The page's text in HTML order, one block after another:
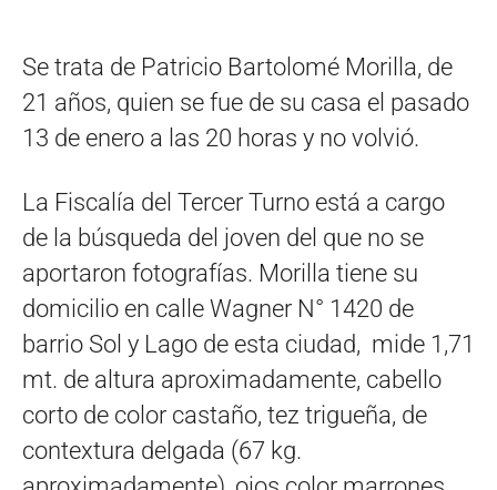
Se trata de Patricio Bartolomé Morilla, de
21 años, quien se fue de su casa el pasado
13 de enero a las 20 horas y no volvió.
La Fiscalía del Tercer Turno está a cargo
de la búsqueda del joven del que no se
aportaron fotografías. Morilla tiene su
domicilio en calle Wagner N° 1420 de
barrio Sol y Lago de esta ciudad, mide 1,71
mt. de altura aproximadamente, cabello
corto de color castaño, tez trigueña, de
contextura delgada (67 kg.